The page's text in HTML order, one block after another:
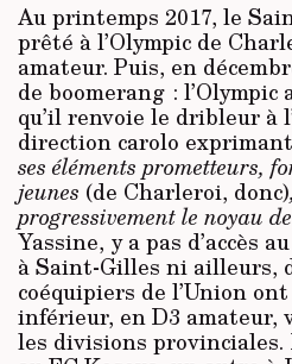
Au printemps 2017, le
prêté à l’Olympic de
amateur. Puis, en
de boomerang :
qu’il renvoie le dribleur à
direction carolo
ses éléments prometteurs,
jeunes (de Charleroi, donc)
progressivement le noyau
Yassine, y a pas d’accès
à Saint-Gilles ni ailleurs,
coéquipiers de l’Union
inférieur, en D3 amateur,
les divisions provinciales.